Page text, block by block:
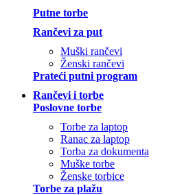
Putne torbe
Rančevi za put
Muški rančevi
Ženski rančevi
Prateći putni program
Rančevi i torbe
Poslovne torbe
Torbe za laptop
Ranac za laptop
Torba za dokumenta
Muške torbe
Ženske torbice
Torbe za plažu